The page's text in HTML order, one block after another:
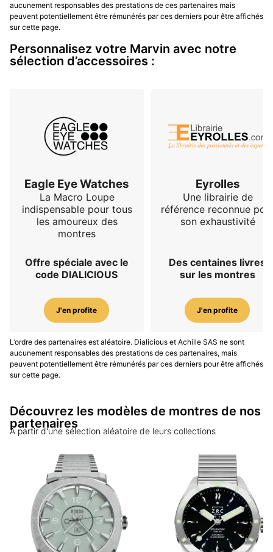
aucunement responsables des prestations de ces partenaires mais
peuvent potentiellement être rémunérés par ces derniers pour être affichés
sur cette page.
Personnalisez votre Marvin avec notre
sélection d’accessoires :
Eagle Eye Watches
La Macro Loupe
indispensable pour tous
les amoureux des
montres
Offre spéciale avec le
code DIALICIOUS
J'en profite
Eyrolles
Une librairie de
référence reconnue
son exhaustivité
Des centaines livres
sur les montres
J'en profite
L’ordre des partenaires est aléatoire. Dialicious et Achille SAS ne sont
aucunement responsables des prestations de ces partenaires, mais
peuvent potentiellement être rémunérés par ces derniers pour être affichés
sur cette page.
Découvrez les modèles de montres de nos
partenaires
A partir d'une sélection aléatoire de leurs collections